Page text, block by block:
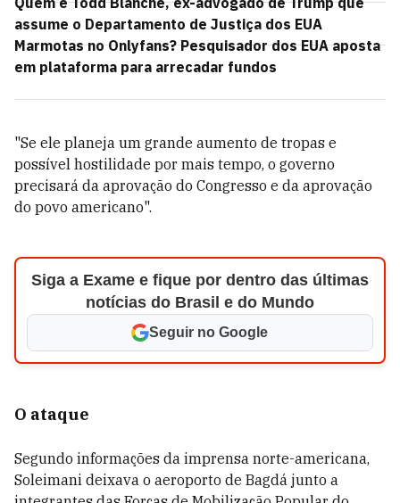
assume o Departamento de Justiça dos EUA
Marmotas no Onlyfans? Pesquisador dos EUA aposta
em plataforma para arrecadar fundos
"Se ele planeja um grande aumento de tropas e
possível hostilidade por mais tempo, o governo
precisará da aprovação do Congresso e da aprovação
do povo americano".
Siga a Exame e fique por dentro das últimas
notícias do Brasil e do Mundo
Seguir no Google
O ataque
Segundo informações da imprensa norte-americana,
Soleimani deixava o aeroporto de Bagdá junto a